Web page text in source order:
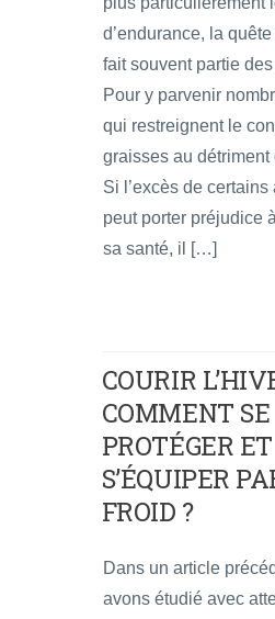
d’endurance, la
fait souvent partie
Pour y parvenir
qui restreignent le
graisses au détriment
Si l’excès de
peut porter préjudice
sa santé, il […]
COURIR
COMMENT SE
PROTÉGER ET
S’ÉQUIPER
FROID ?
Dans un article
avons étudié avec